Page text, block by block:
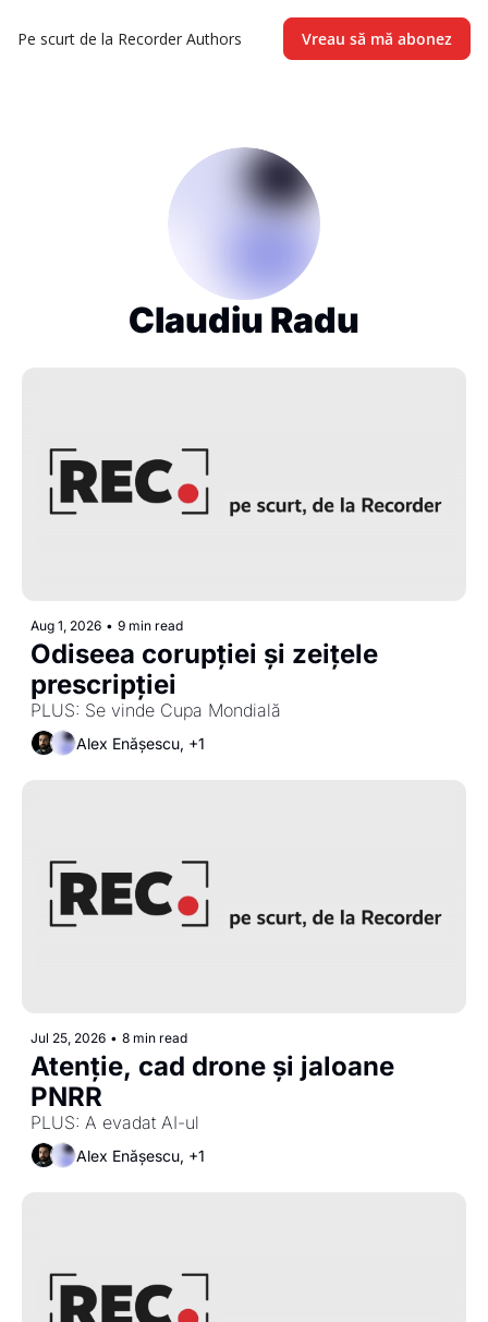
Pe scurt de la Recorder Authors Vreau să mă abonez
Claudiu Radu
Aug 1, 2026 • 9 min read
Odiseea corupției și zeițele
Alex Enășescu, +1
Jul 25, 2026 • 8 min read
Atenție, cad drone și jaloane
PNRR
Alex Enășescu, +1